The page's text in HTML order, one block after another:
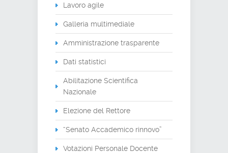
Lavoro agile
Galleria multimediale
Amministrazione trasparente
Dati statistici
Abilitazione Scientifica
Nazionale
Elezione del Rettore
“Senato Accademico rinnovo”
Votazioni Personale Docente